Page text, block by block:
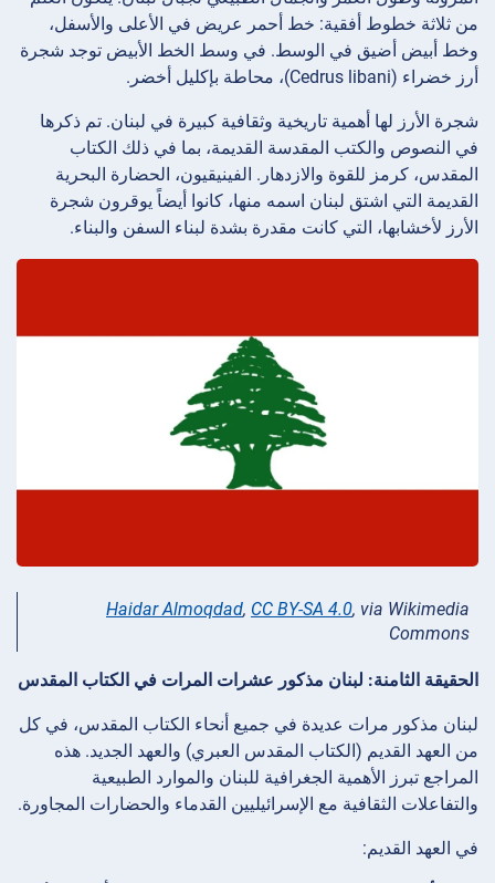
من ثلاثة خطوط أفقية: خط أحمر عريض في الأعلى والأسفل،
وخط أبيض أضيق في الوسط. في وسط الخط الأبيض توجد شجرة
أرز خضراء (Cedrus libani)، محاطة بإكليل أخضر.
شجرة الأرز لها أهمية تاريخية وثقافية كبيرة في لبنان. تم ذكرها
في النصوص والكتب المقدسة القديمة، بما في ذلك الكتاب
المقدس، كرمز للقوة والازدهار. الفينيقيون، الحضارة البحرية
القديمة التي اشتق لبنان اسمه منها، كانوا أيضاً يوقرون شجرة
الأرز لأخشابها، التي كانت مقدرة بشدة لبناء السفن والبناء.
Haidar Almoqdad, CC BY-SA 4.0, via Wikimedia
Commons
الحقيقة الثامنة: لبنان مذكور عشرات المرات في الكتاب المقدس
لبنان مذكور مرات عديدة في جميع أنحاء الكتاب المقدس، في كل
من العهد القديم (الكتاب المقدس العبري) والعهد الجديد. هذه
المراجع تبرز الأهمية الجغرافية للبنان والموارد الطبيعية
والتفاعلات الثقافية مع الإسرائيليين القدماء والحضارات المجاورة.
في العهد القديم: